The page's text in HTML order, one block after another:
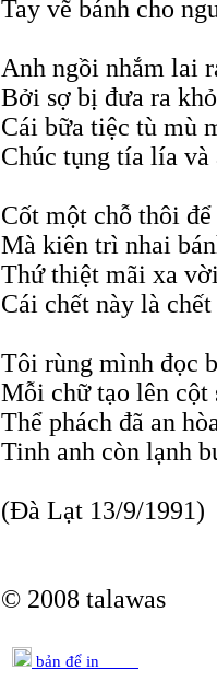
Tay vẽ bánh cho
Anh ngồi nhắm lai
Bởi sợ bị đưa ra
Cái bữa tiệc tù mù
Chúc tụng tía lía
Cốt một chỗ thôi
Mà kiên trì nhai
Thứ thiệt mãi xa
Cái chết này là
Tôi rùng mình đọc
Mỗi chữ tạo lên cột
Thể phách đã an
Tinh anh còn lạnh
(Đà Lạt 13/9/1991)
© 2008 talawas
bản để in